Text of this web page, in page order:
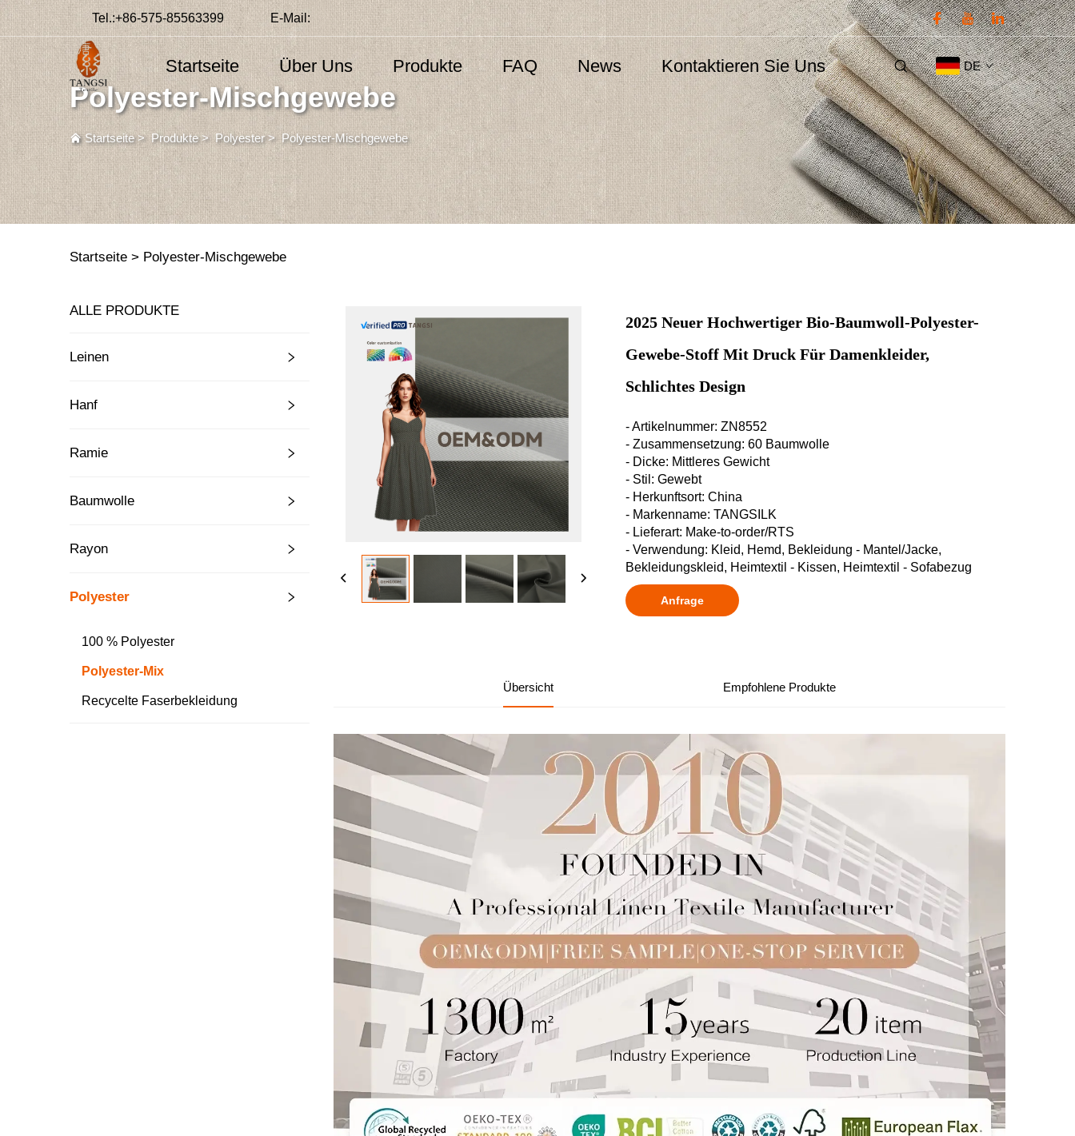
Tel.:+86-575-85563399 E-Mail:
Startseite Über Uns Produkte FAQ News Kontaktieren Sie Uns DE
Polyester-Mischgewebe
Startseite> Produkte>Polyester>Polyester-Mischgewebe
Startseite > Polyester-Mischgewebe
ALLE PRODUKTE
Leinen
Hanf
Ramie
Baumwolle
Rayon
Polyester
100 % Polyester
Polyester-Mix
Recycelte Faserbekleidung
2025 Neuer Hochwertiger Bio-Baumwoll-Polyester-
Gewebe-Stoff Mit Druck Für Damenkleider,
Schlichtes Design
- Artikelnummer: ZN8552
- Zusammensetzung: 60 Baumwolle
- Dicke: Mittleres Gewicht
- Stil: Gewebt
- Herkunftsort: China
- Markenname: TANGSILK
- Lieferart: Make-to-order/RTS
- Verwendung: Kleid, Hemd, Bekleidung - Mantel/Jacke,
Bekleidungskleid, Heimtextil - Kissen, Heimtextil - Sofabezug
Anfrage
Übersicht Empfohlene Produkte